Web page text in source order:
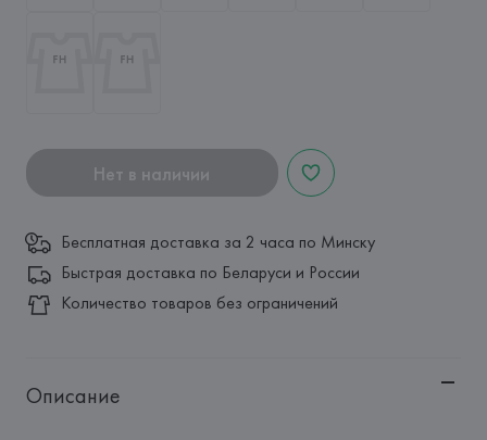
Нет в наличии
Бесплатная доставка за 2 часа по Минску
Быстрая доставка по Беларуси и России
Количество товаров без ограничений
Описание